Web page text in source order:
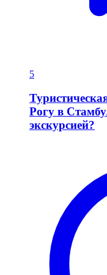
5
Рогу в
экскурсией?